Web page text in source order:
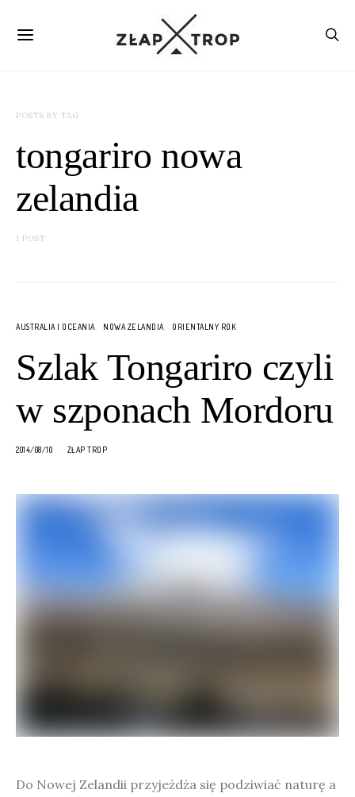
POSTS BY TAG
tongariro nowa
zelandia
1 POST
AUSTRALIA I OCEANIA NOWA ZELANDIA ORIENTALNY ROK
Szlak Tongariro czyli
w szponach Mordoru
2014/08/10 ZŁAP TROP
Do Nowej Zelandii przyjeżdża się podziwiać naturę a